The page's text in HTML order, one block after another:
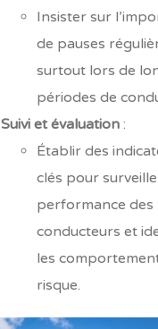
Insister sur
de pauses
surtout lors de
périodes de
Suivi et évaluation :
Établir des
clés pour
performance des
conducteurs et
les
risque.